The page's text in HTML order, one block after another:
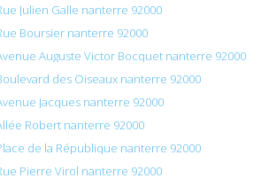
Julien Galle nanterre 92000
Boursier nanterre 92000
Auguste Victor Bocquet nanterre 92000
des Oiseaux nanterre 92000
Jacques nanterre 92000
Robert nanterre 92000
de la République nanterre 92000
Pierre Virol nanterre 92000